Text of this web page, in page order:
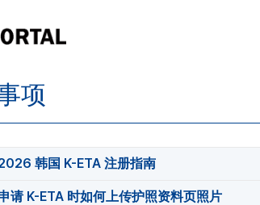
项
韩国 K-ETA 注册指南
请 K-ETA 时如何上传护照资料页照片